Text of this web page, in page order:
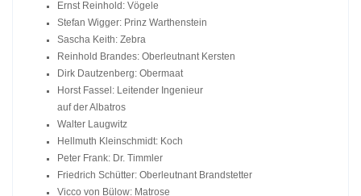
Ernst Reinhold: Vögele
Stefan Wigger: Prinz Warthenstein
Sascha Keith: Zebra
Reinhold Brandes: Oberleutnant Kersten
Dirk Dautzenberg: Obermaat
Horst Fassel: Leitender Ingenieur
auf derAlbatros
Walter Laugwitz
Hellmuth Kleinschmidt: Koch
Peter Frank: Dr. Timmler
Friedrich Schütter: Oberleutnant Brandstetter
Vicco von Bülow: Matrose